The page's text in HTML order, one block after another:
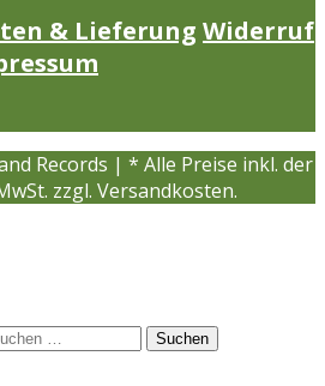
& Lieferung Widerruf
Records | * Alle Preise inkl. der
zzgl. Versandkosten.
Suchen